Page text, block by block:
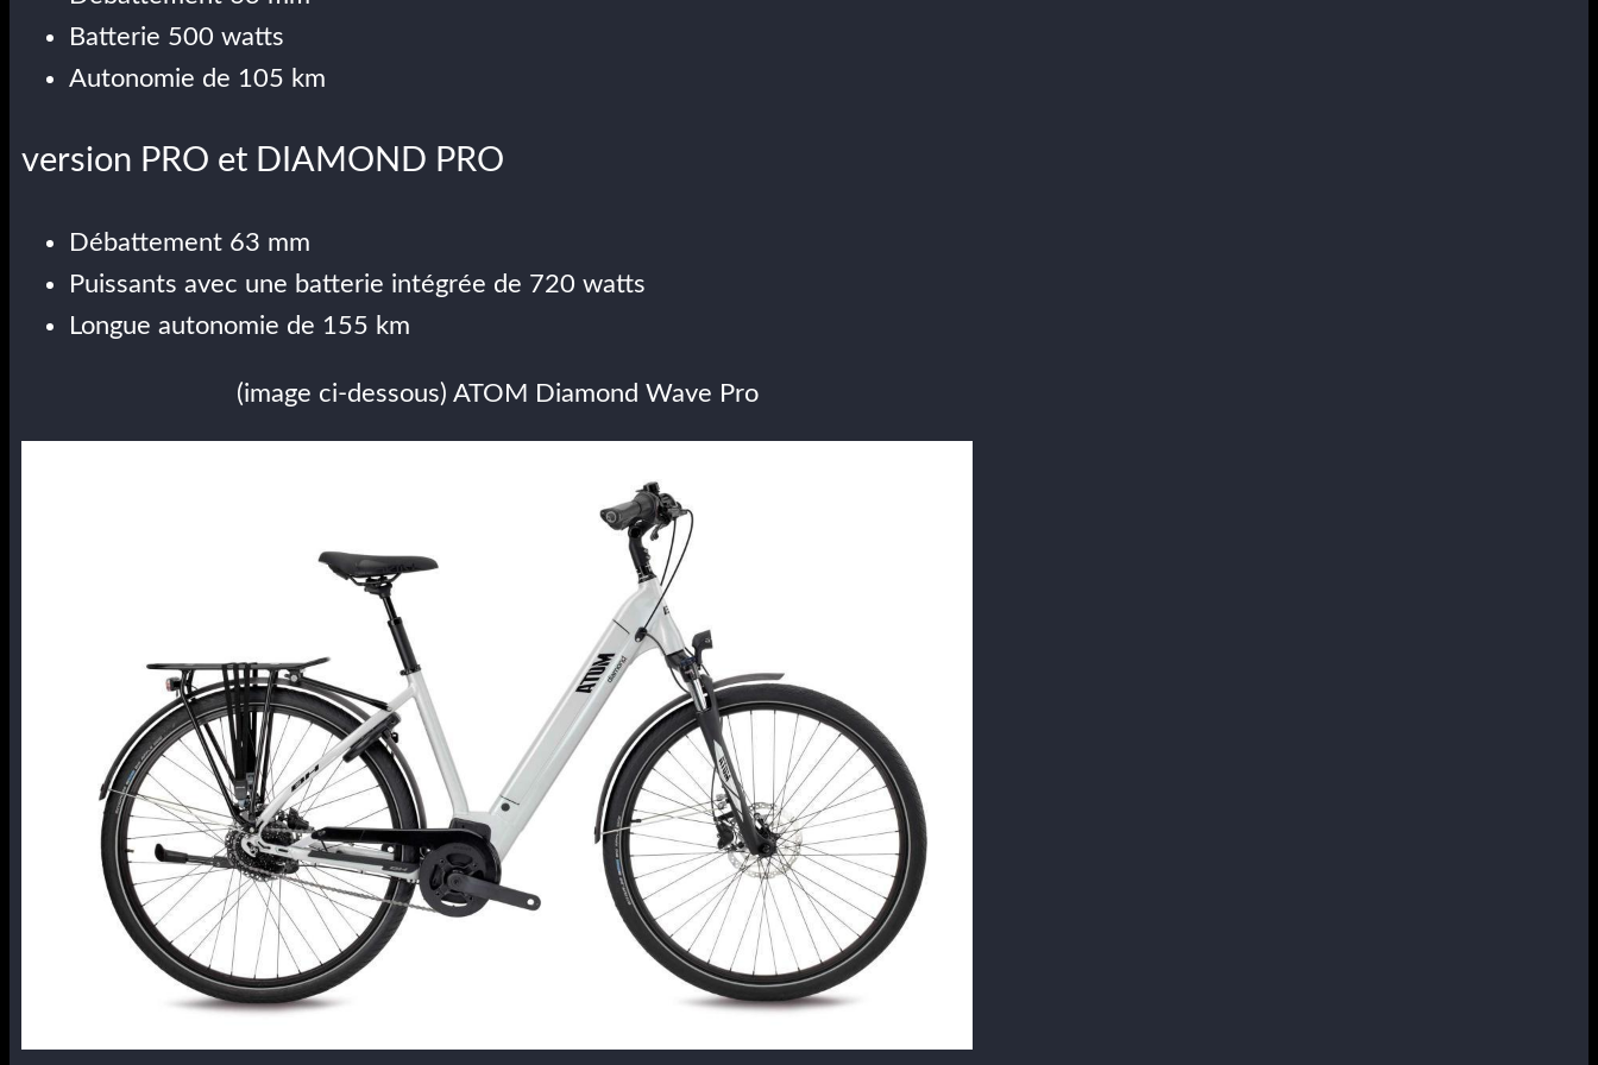
Batterie 500 watts
Autonomie de 105 km
version PRO et DIAMOND PRO
Débattement 63 mm
Puissants avec une batterie intégrée de 720 watts
Longue autonomie de 155 km
(image ci-dessous) ATOM Diamond Wave Pro